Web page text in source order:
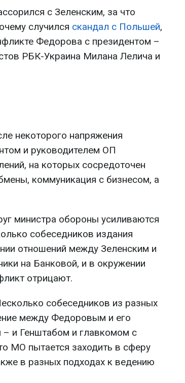
с Зеленским, за что
случился скандал с Польшей,
Федорова с президентом –
РБК-Украина Милана Лелича и
некоторого напряжения
и руководителем ОП
на которых сосредоточен
коммуникация с бизнесом, а
министра обороны усиливаются
собеседников издания
отношений между Зеленским и
на Банковой, и в окружении
отрицают.
собеседников из разных
между Федоровым и его
и Генштабом и главкомом с
МО пытается заходить в сферу
в разных подходах к ведению